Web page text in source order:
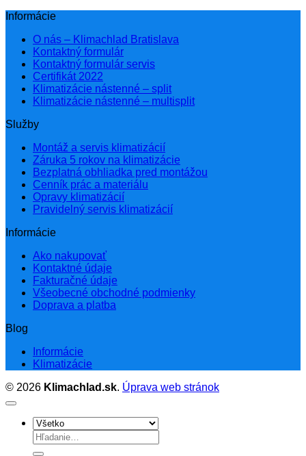
Informácie
O nás – Klimachlad Bratislava
Kontaktný formulár
Kontaktný formulár servis
Certifikát 2022
Klimatizácie nástenné – split
Klimatizácie nástenné – multisplit
Služby
Montáž a servis klimatizácií
Záruka 5 rokov na klimatizácie
Bezplatná obhliadka pred montážou
Cenník prác a materiálu
Opravy klimatizácií
Pravidelný servis klimatizácií
Informácie
Ako nakupovať
Kontaktné údaje
Fakturačné údaje
Všeobecné obchodné podmienky
Doprava a platba
Blog
Informácie
Klimatizácie
© 2026 Klimachlad.sk. Úprava web stránok
Hľadať: